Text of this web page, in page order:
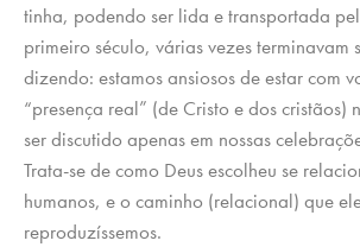
tinha, podendo ser lida e transportada
primeiro século, várias vezes terminavam
dizendo: estamos ansiosos de estar com
“presença real” (de Cristo e dos cristãos)
ser discutido apenas em nossas
Trata-se de como Deus escolheu se
humanos, e o caminho (relacional) que
reproduzíssemos.